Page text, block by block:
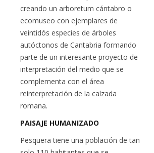
creando un arboretum cántabro o
ecomuseo con ejemplares de
veintidós especies de árboles
autóctonos de Cantabria formando
parte de un interesante proyecto de
interpretación del medio que se
complementa con el área
reinterpretación de la calzada
romana.
PAISAJE HUMANIZADO
Pesquera tiene una población de tan